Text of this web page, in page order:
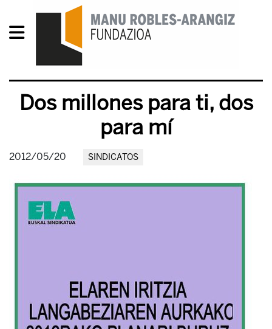
Dos millones para ti, dos
para mí
2012/05/20 SINDICATOS